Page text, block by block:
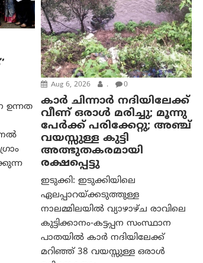
ഉന്നത
Aug 6, 2026 . 0
കാര്‍ ചിന്നാര്‍ നദിയിലേക്ക്
വീണ് ഒരാള്‍ മരിച്ചു; മൂന്നു
പേര്‍ക്ക് പരിക്കേറ്റു; അഞ്ച്
വയസ്സുള്ള കുട്ടി
അത്ഭുതകരമായി
രക്ഷപ്പെട്ടു
ഇടുക്കി: ഇടുക്കിയിലെ
ഏലപ്പാറയ്ക്കടുത്തുള്ള
നാലമ്മിലയിൽ വ്യാഴാഴ്ച രാവിലെ
കുട്ടിക്കാനം-കട്ടപ്പന സംസ്ഥാന
പാതയിൽ കാർ നദിയിലേക്ക്
മറിഞ്ഞ് 38 വയസ്സുള്ള ഒരാൾ